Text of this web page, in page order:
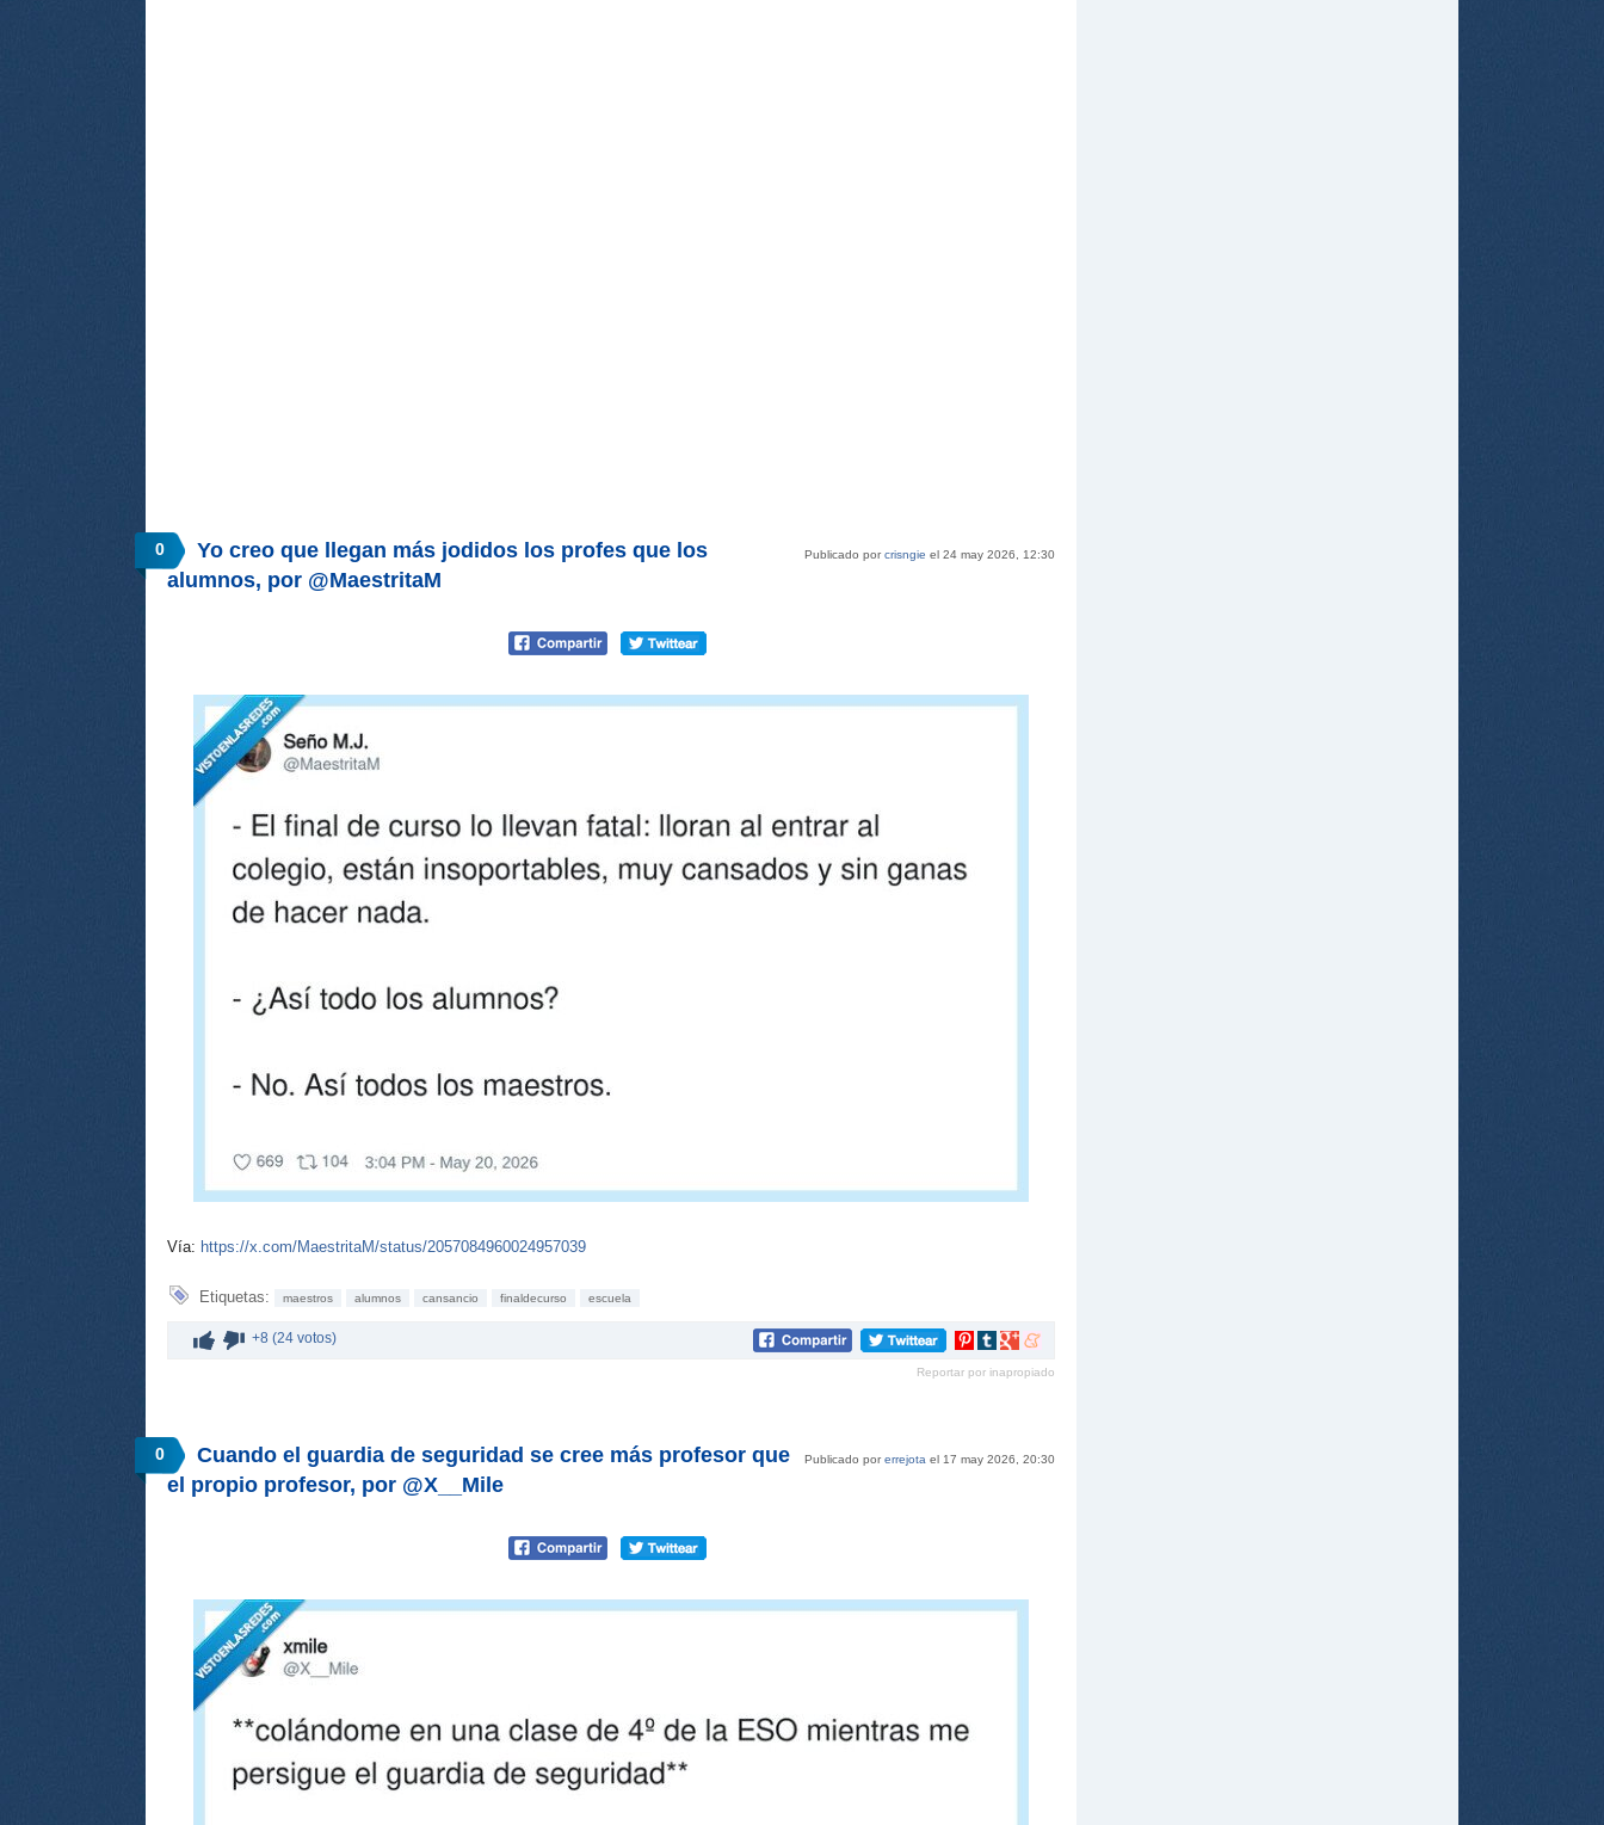
0 Publicado porcrisngie el 24 may 2026, 12:30
Yo creo que llegan más jodidos los profes que los
alumnos, por @MaestritaM
Vía: https://x.com/MaestritaM/status/2057084960024957039
Etiquetas: maestros alumnos cansancio finaldecurso escuela
+8 (24 votos)
Compartir
Pinterest
Compartir
tumblr
Compartir
Google+
Compartir
meneame
Reportar por inapropiado
0 Publicado porerrejota el 17 may 2026, 20:30
Cuando el guardia de seguridad se cree más profesor que
el propio profesor, por @X__Mile